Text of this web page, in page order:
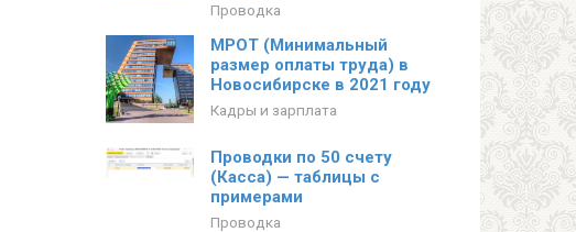
Проводка
МРОТ (Минимальный
размер оплаты труда) в
Новосибирске в 2021 году
Кадры и зарплата
Проводки по 50 счету
(Касса) — таблицы с
примерами
Проводка